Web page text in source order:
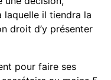
il tiendra la
droit d’y présenter
pour faire ses